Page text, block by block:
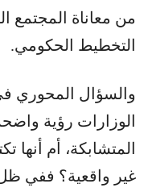
من معاناة المجتمع
التخطيط الحكومي.
والسؤال المحوري
الوزارات رؤية
المتشابكة، أم أنها
غير واقعية؟ ففي